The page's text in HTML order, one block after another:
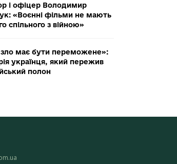
і офіцер Володимир
«Воєнні фільми не мають
спільного з війною»
має бути переможене»:
українця, який пережив
полон